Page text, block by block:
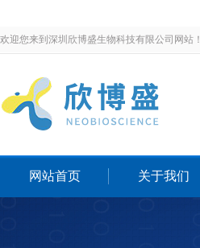
欢迎您来到深圳欣博盛生物科技有限公司网站！
网站首页 关于我们